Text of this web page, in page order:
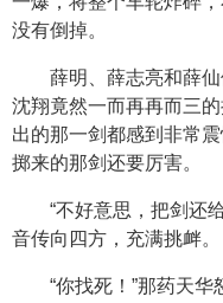
没有倒掉。
薛明、薛志亮和薛
沈翔竟然一而再再而三
出的那一剑都感到非常
掷来的那剑还要厉害。
“不好意思，把剑还
音传向四方，充满挑衅。
“你找死！”那药天